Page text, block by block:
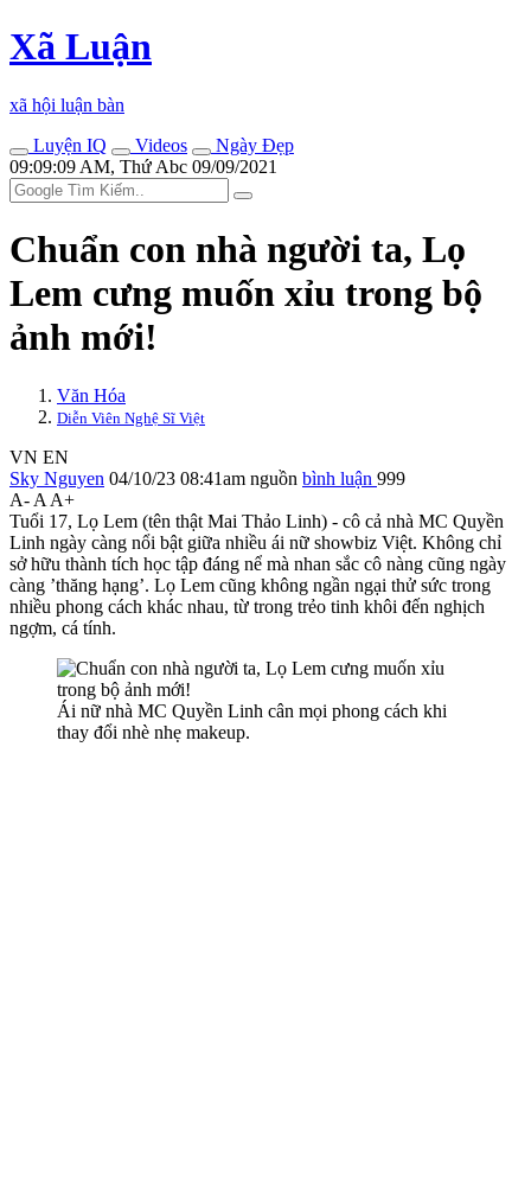
Xã Luận
xã hội luận bàn
Luyện IQ
Videos
Ngày Đẹp
09:09:09 AM, Thứ Abc 09/09/2021
Chuẩn con nhà người ta, Lọ
Lem cưng muốn xỉu trong bộ
ảnh mới!
Văn Hóa
Diễn Viên Nghệ Sĩ Việt
VN EN
Sky Nguyen 04/10/23 08:41am nguồn bình luận 999
A- A A+
Tuổi 17, Lọ Lem (tên thật Mai Thảo Linh) - cô cả nhà MC Quyền
Linh ngày càng nổi bật giữa nhiều ái nữ showbiz Việt. Không chỉ
sở hữu thành tích học tập đáng nể mà nhan sắc cô nàng cũng ngày
càng ’thăng hạng’. Lọ Lem cũng không ngần ngại thử sức trong
nhiều phong cách khác nhau, từ trong trẻo tinh khôi đến nghịch
ngợm, cá tính.
Ái nữ nhà MC Quyền Linh cân mọi phong cách khi
thay đổi nhè nhẹ makeup.